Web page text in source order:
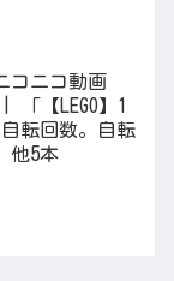
コニコ動画
「【LEGO】1
転回数。自転
他5本